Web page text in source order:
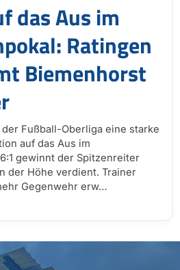
das Aus im
Ratingen
Biemenhorst
Fußball-Oberliga eine starke
auf das Aus im
gewinnt der Spitzenreiter
der Höhe verdient. Trainer
Gegenwehr erw…